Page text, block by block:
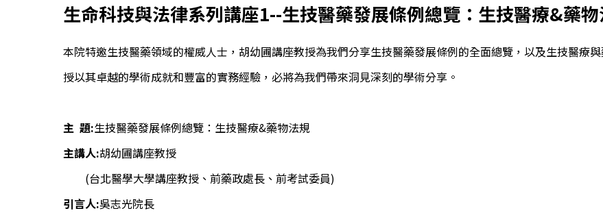
生命科技與法律系列講座1--生技醫藥發展條例總覽：生技醫療&藥
本院特邀生技醫藥領域的權威人士，胡幼圃講座教授為我們分享生技醫藥發展條例的全面總覽，以及生技醫療
授以其卓越的學術成就和豐富的實務經驗，必將為我們帶來洞見深刻的學術分享。
主 題:生技醫藥發展條例總覽：生技醫療&藥物法規
主講人:胡幼圃講座教授
(台北醫學大學講座教授、前藥政處長、前考試委員)
引言人:吳志光院長